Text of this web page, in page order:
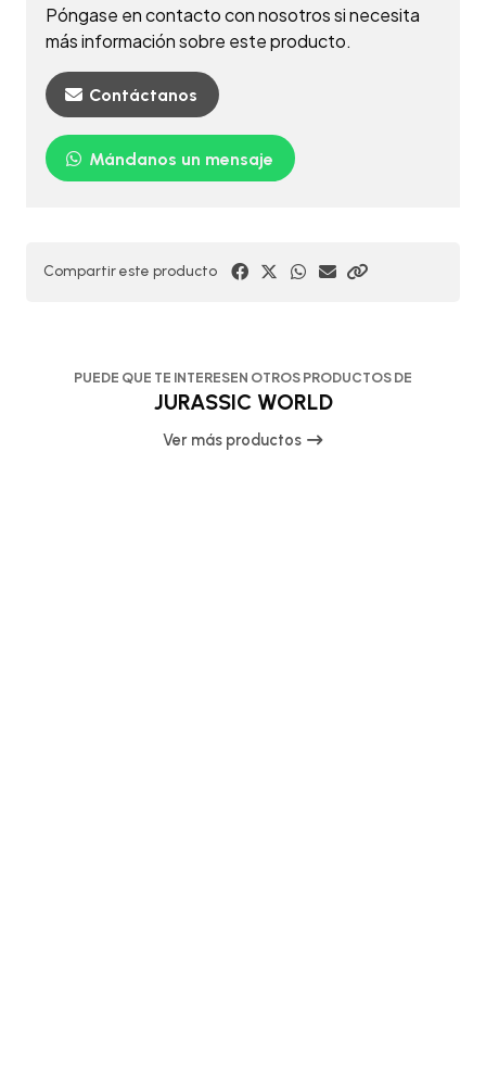
Póngase en contacto con nosotros si necesita
más información sobre este producto.
Contáctanos
Mándanos un mensaje
Compartir este producto
PUEDE QUE TE INTERESEN OTROS PRODUCTOS DE
JURASSIC WORLD
Ver más productos